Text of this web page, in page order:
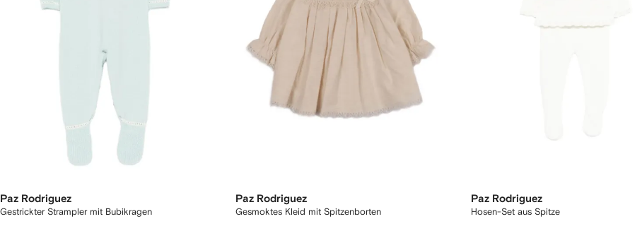
Paz Rodriguez
Gestrickter Strampler mit Bubikragen
Paz Rodriguez
Gesmoktes Kleid mit Spitzenborten
Paz Rodriguez
Hosen-Set aus Spitze